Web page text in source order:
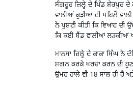
ਸੰਗਰੂਰ ਜ਼ਿਲ੍ਹੇ ਦੇ ਪਿੰਡ ਸ਼ੇਰਪੁਰ ਦੇ
ਵਾਲੀਆਂ ਕੁੜੀਆਂ ਦੀ ਪਹਿਲੋਂ
ਨੇ ਪੁਸ਼ਟੀ ਕੀਤੀ ਕਿ ਵਿਆਹ ਦੀ
ਕਿ ਕਈ ਬੈਂਡ ਵਾਲੀਆਂ ਲੜਕੀਆਂ
ਮਾਨਸਾ ਜ਼ਿਲ੍ਹੇ ਦੇ ਕਾਕਾ ਸਿੰਘ
ਸ਼ਗਨ ਕਰਕੇ ਖਰਚਾ ਕਰਨ ਦੀ ਹੁਣ
ਉਮਰ ਹਾਲੇ ਵੀ 18 ਸਾਲ ਹੀ ਹੈ